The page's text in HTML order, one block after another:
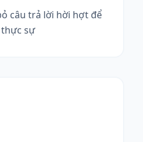
câu trả lời hời hợt để
sự